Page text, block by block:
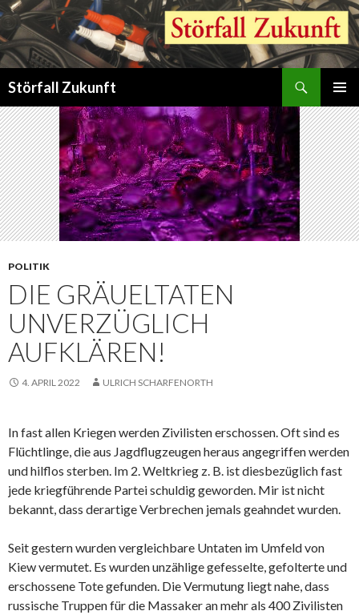
Störfall Zukunft
MENÜ
INHALT
SPRINGEN
POLITIK
DIE GRÄUELTATEN
UNVERZÜGLICH
AUFKLÄREN!
4. APRIL 2022 ULRICH SCHARFENORTH
In fast allen Kriegen werden Zivilisten erschossen. Oft sind es
Flüchtlinge, die aus Jagdflugzeugen heraus angegriffen werden
und hilflos sterben. Im 2. Weltkrieg z. B. ist diesbezüglich fast
jede kriegführende Partei schuldig geworden. Mir ist nicht
bekannt, dass derartige Verbrechen jemals geahndet wurden.
Seit gestern wurden vergleichbare Untaten im Umfeld von
Kiew vermutet. Es wurden unzählige gefesselte, gefolterte und
erschossene Tote gefunden. Die Vermutung liegt nahe, dass
russische Truppen für die Massaker an mehr als 400 Zivilisten